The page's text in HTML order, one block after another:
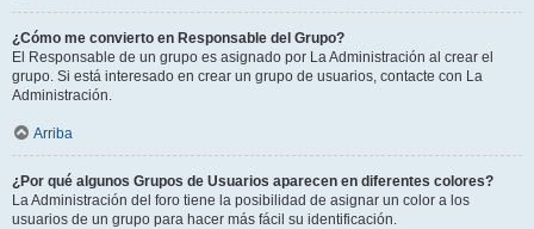
¿Cómo me convierto en Responsable del Grupo?
El Responsable de un grupo es asignado por La Administración al crear el
grupo. Si está interesado en crear un grupo de usuarios, contacte con La
Administración.
Arriba
¿Por qué algunos Grupos de Usuarios aparecen en diferentes colores?
La Administración del foro tiene la posibilidad de asignar un color a los
usuarios de un grupo para hacer más fácil su identificación.